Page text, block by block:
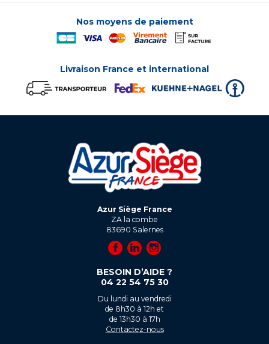
Nos moyens de paiement
Livraison France et international
Azur Siège France
ZA la combe
83690 Salernes
BESOIN D’AIDE ?
04 22 54 75 30
Du lundi au vendredi
de 8h30 à 12h et
de 13h30 à 17h
Contactez-nous